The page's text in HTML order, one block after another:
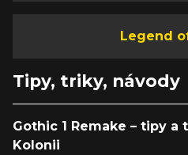
Legend
Tipy, triky, návody
Gothic 1 Remake – tipy a
Kolonii